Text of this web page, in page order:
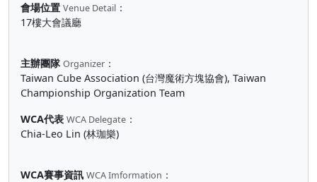
會場位置 Venue Detail ：
17樓大會議廳
主辦團隊 Organizer ：
Taiwan Cube Association (台灣魔術方塊協會), Taiwan
Championship Organization Team
WCA代表 WCA Delegate ：
Chia-Leo Lin (林珈樂)
WCA賽事資訊 WCA Imformation ：